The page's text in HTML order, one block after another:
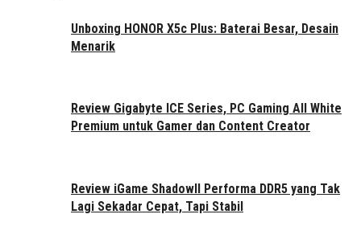
Unboxing HONOR X5c Plus: Baterai Besar, Desain
Menarik
Review Gigabyte ICE Series, PC Gaming All White
Premium untuk Gamer dan Content Creator
Review iGame ShadowII Performa DDR5 yang Tak
Lagi Sekadar Cepat, Tapi Stabil